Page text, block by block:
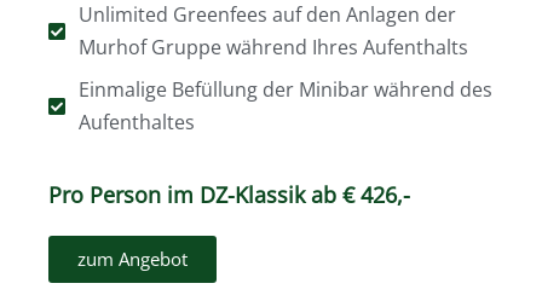
Unlimited Greenfees auf den Anlagen der
Murhof Gruppe während Ihres Aufenthalts
Einmalige Befüllung der Minibar während des
Aufenthaltes
Pro Person im DZ-Klassik ab € 426,-
zum Angebot